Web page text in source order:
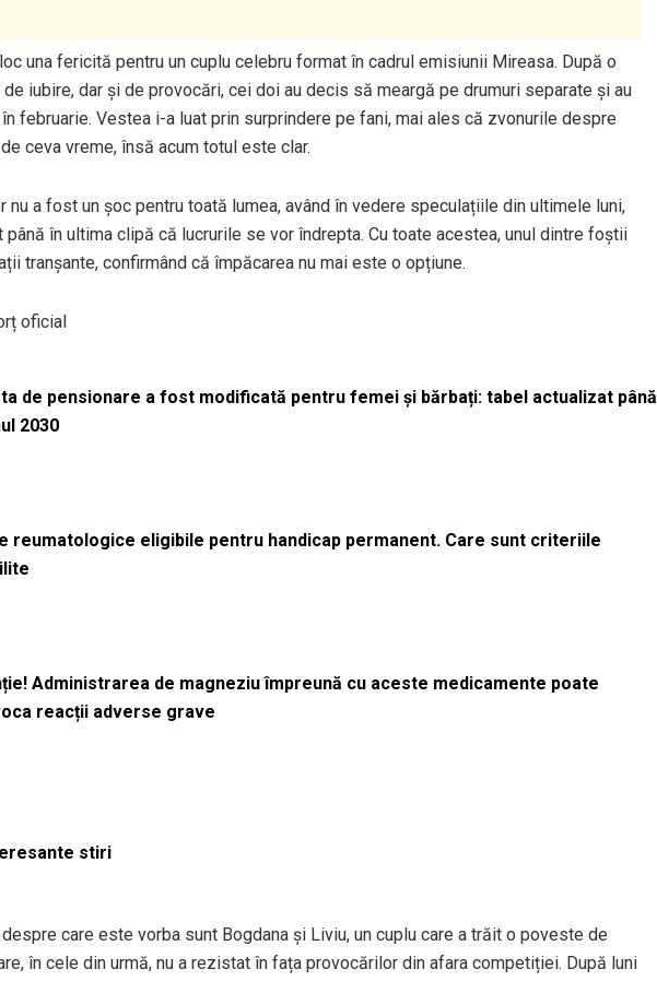
una fericită pentru un cuplu celebru format în cadrul emisiunii Mireasa. După o
iubire, dar și de provocări, cei doi au decis să meargă pe drumuri separate și au
februarie. Vestea i-a luat prin surprindere pe fani, mai ales că zvonurile despre
ceva vreme, însă acum totul este clar.
nu a fost un șoc pentru toată lumea, având în vedere speculațiile din ultimele luni,
în ultima clipă că lucrurile se vor îndrepta. Cu toate acestea, unul dintre foștii
tranșante, confirmând că împăcarea nu mai este o opțiune.
oficial
de pensionare a fost modificată pentru femei și bărbați: tabel actualizat până
2030
reumatologice eligibile pentru handicap permanent. Care sunt criteriile
Administrarea de magneziu împreună cu aceste medicamente poate
reacții adverse grave
stiri
care este vorba sunt Bogdana și Liviu, un cuplu care a trăit o poveste de
în cele din urmă, nu a rezistat în fața provocărilor din afara competiției. După luni